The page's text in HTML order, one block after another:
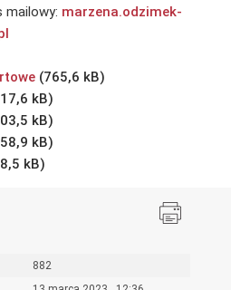
mailowy: marzena.odzimek-
882